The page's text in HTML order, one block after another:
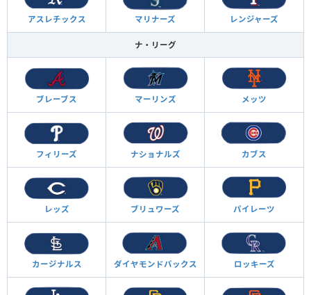
アスレチックス マリナーズ レンジャーズ
ナ・リーグ
ブレーブス マーリンズ メッツ
フィリーズ ナショナルズ カブス
レッズ ブリュワーズ パイレーツ
カージナルス ダイヤモンドバックス ロッキーズ